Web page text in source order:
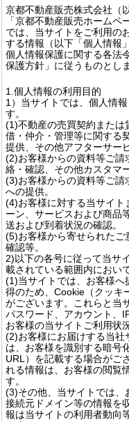
京都不動産販売株式会社（
「京都不動産販売ホームペ
では、当サイトをご利用の
する情報（以下「個人情報
個人情報保護に関する各法
保護方針」に従うものとし
1.個人情報の利用目的
1）当サイトでは、個人情
す。
(1)不動産の売買契約また
借・仲介・管理等に関する
提供、その他アフターサー
(2)お客様からの資料等ご請
絡・確認、その他カスタマ
(3)お客様からの資料等ご
への提供。
(4)お客様に対する当サイ
ーン、サービスおよび商品
送および到着状況の確認。
(5)お客様から寄せられたご
確認等。
2)以下の各号に従って当サ
載されている範囲内におい
(1)当サイトでは、お客様へ
得のため、Cookie（クッキ
がございます。これらと当
パスワード、アカウント、
お客様の当サイトご利用状
(2)お客様にお届けする当社
は、お客様を識別する暗号
URL）を記載する場合がご
れる情報は、お客様の閲覧
す。
(3)その他、当サイトでは、
接続元ドメイン等の情報を
報は当サイトの利用者動向